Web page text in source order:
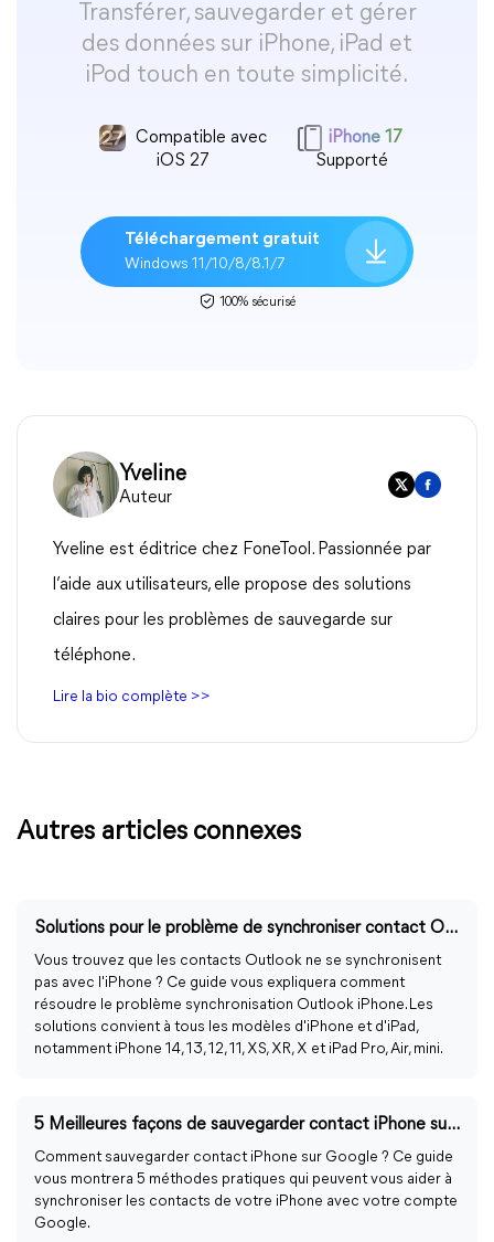
Transférer, sauvegarder et gérer
des données sur iPhone, iPad et
iPod touch en toute simplicité.
Compatible avec
iOS 27
iPhone 17
Supporté
Téléchargement gratuit
Windows 11/10/8/8.1/7
100% sécurisé
Yveline
Auteur
Yveline est éditrice chez FoneTool. Passionnée par
l’aide aux utilisateurs, elle propose des solutions
claires pour les problèmes de sauvegarde sur
téléphone.
Lire la bio complète >>
Autres articles connexes
Solutions pour le problème de synchroniser contact Outlook iPhone en 2022
Vous trouvez que les contacts Outlook ne se synchronisent
pas avec l'iPhone ? Ce guide vous expliquera comment
résoudre le problème synchronisation Outlook iPhone. Les
solutions convient à tous les modèles d'iPhone et d'iPad,
notamment iPhone 14, 13, 12, 11, XS, XR, X et iPad Pro, Air, mini.
5 Meilleures façons de sauvegarder contact iPhone sur Google
Comment sauvegarder contact iPhone sur Google ? Ce guide
vous montrera 5 méthodes pratiques qui peuvent vous aider à
synchroniser les contacts de votre iPhone avec votre compte
Google.